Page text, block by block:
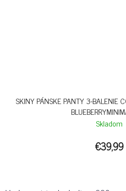
SKINY PÁNSKE PANTY 3-BALENIE
Skladom
€39,99